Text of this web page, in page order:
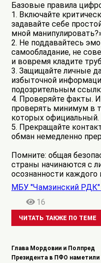
Базовые правила
1. Включайте
задавайте себе
мной
2. Не поддавайтесь
самообладание, не
и вовремя кладите
3. Защищайте личные
избыточной
подозрительным
4. Проверяйте факты.
проверять минимум в
которых официальный.
5. Прекращайте
обман немедленно
Помните: общая
страны начинаются с
осознанности каждого
МБУ "Чамзинский
16
ЧИТАТЬ ТАКЖЕ ПО ТЕМЕ
Глава Мордовии и Полпред
Президента в ПФО наметили